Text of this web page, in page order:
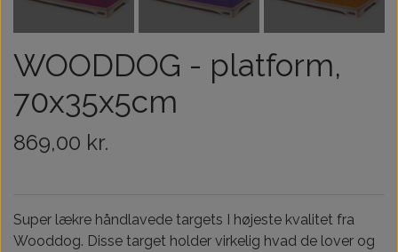
Tilskud
Træningsudstyr & Legetøj
Aktivering
Hundedækner
WOODDOG - platform,
70x35x5cm
869,00 kr.
Super lækre håndlavede targets I højeste kvalitet fra
Wooddog. Disse target holder virkelig hvad de lover og